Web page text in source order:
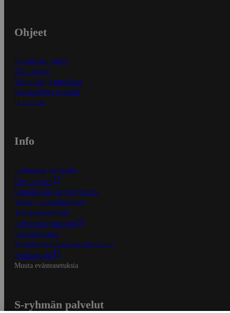
Ohjeet
Ensitilaajan ohjeet
Näin maksat
Näin tilaat ja muokkaat
Kaikki ohjeet ja vinkit
In English
Info
S-Business yrityksille
Oiva-raportit
Osuuskauppojen yhteystiedot
Tilaus- ja toimitusehdot
Tietosuojakäytäntö
Palvelun käyttöehdot
Saavutettavuus
Mobiilisovelluksen saavutettavuus
Mainostajalle
Muuta evästeasetuksia
S-ryhmän palvelut